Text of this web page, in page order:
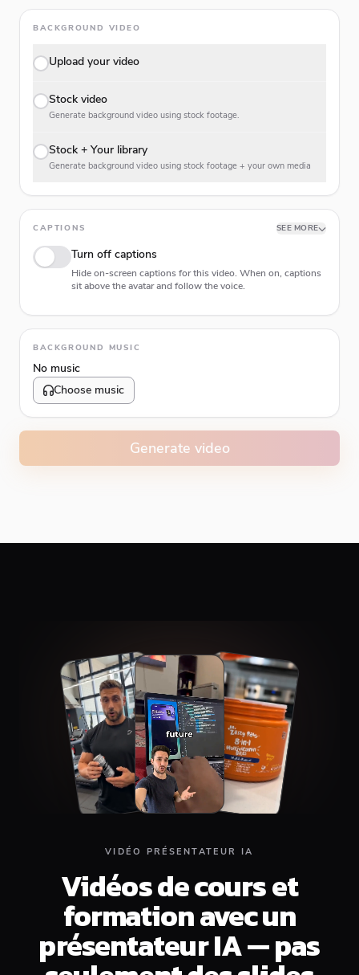
BACKGROUND VIDEO
Upload your video
Stock video
Generate background video using stock footage.
Stock + Your library
Generate background video using stock footage + your own media
CAPTIONS SEE MORE
Turn off captions
Hide on-screen captions for this video. When on, captions
sit above the avatar and follow the voice.
Animation type
#E74C3C
BACKGROUND MUSIC
No music
Choose music
Generate video
VIDÉO PRÉSENTATEUR IA
Vidéos de cours et
formation avec un
présentateur IA — pas